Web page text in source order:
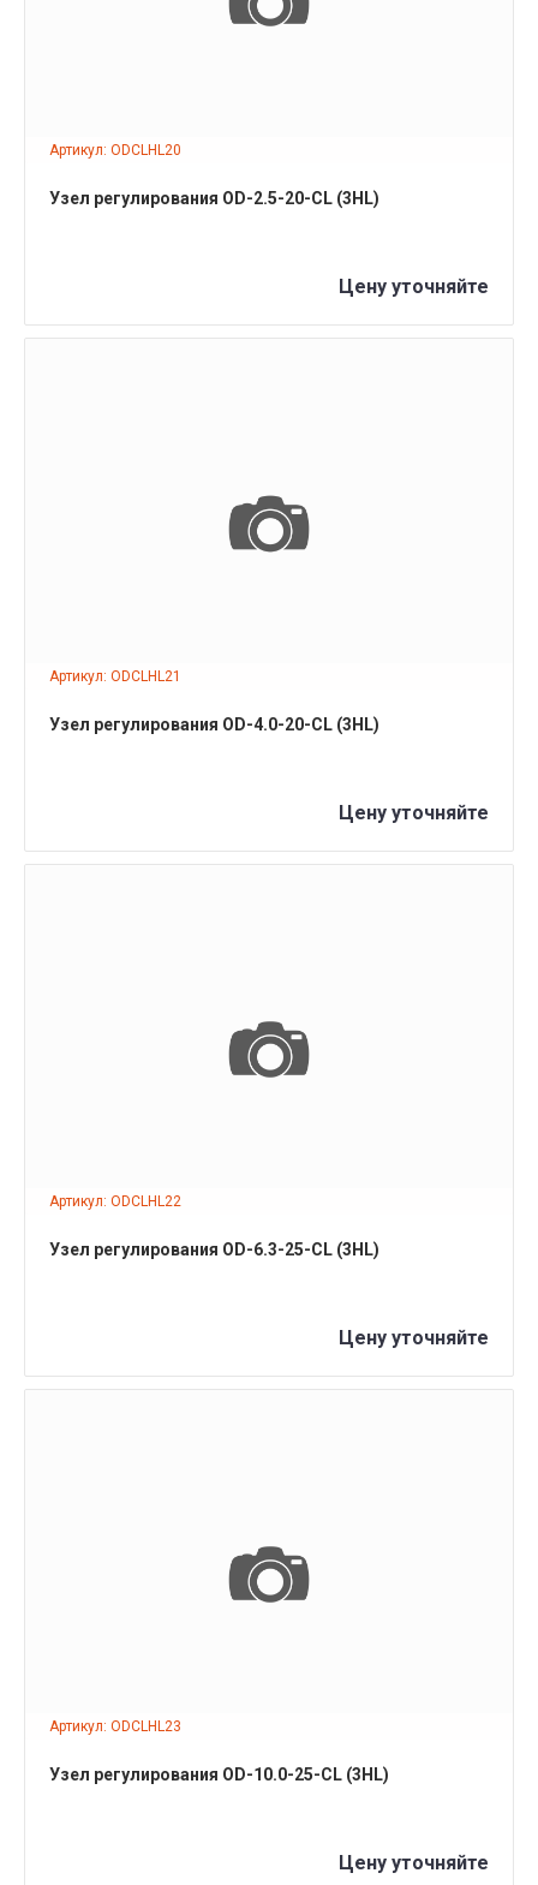
Артикул: ODCLHL20
Узел регулирования OD-2.5-20-СL (3HL)
Цену уточняйте
Артикул: ODCLHL21
ПОДРОБНЕЕ
Узел регулирования OD-4.0-20-СL (3HL)
Цену уточняйте
Артикул: ODCLHL22
ПОДРОБНЕЕ
Узел регулирования OD-6.3-25-CL (3HL)
Цену уточняйте
Артикул: ODCLHL23
ПОДРОБНЕЕ
Узел регулирования OD-10.0-25-CL (3HL)
Цену уточняйте